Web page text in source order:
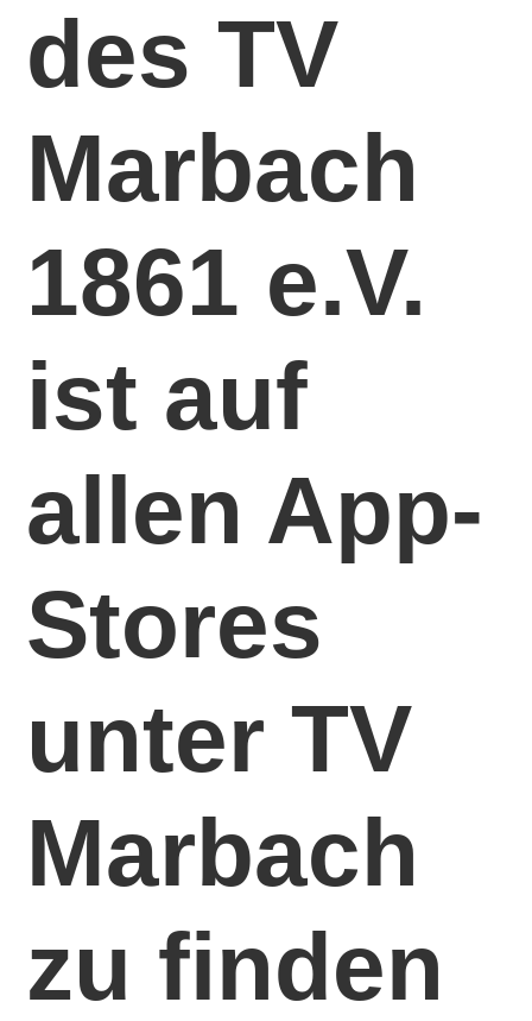
des TV
Marbach
1861 e.V.
ist auf
allen App-
Stores
unter TV
Marbach
zu finden